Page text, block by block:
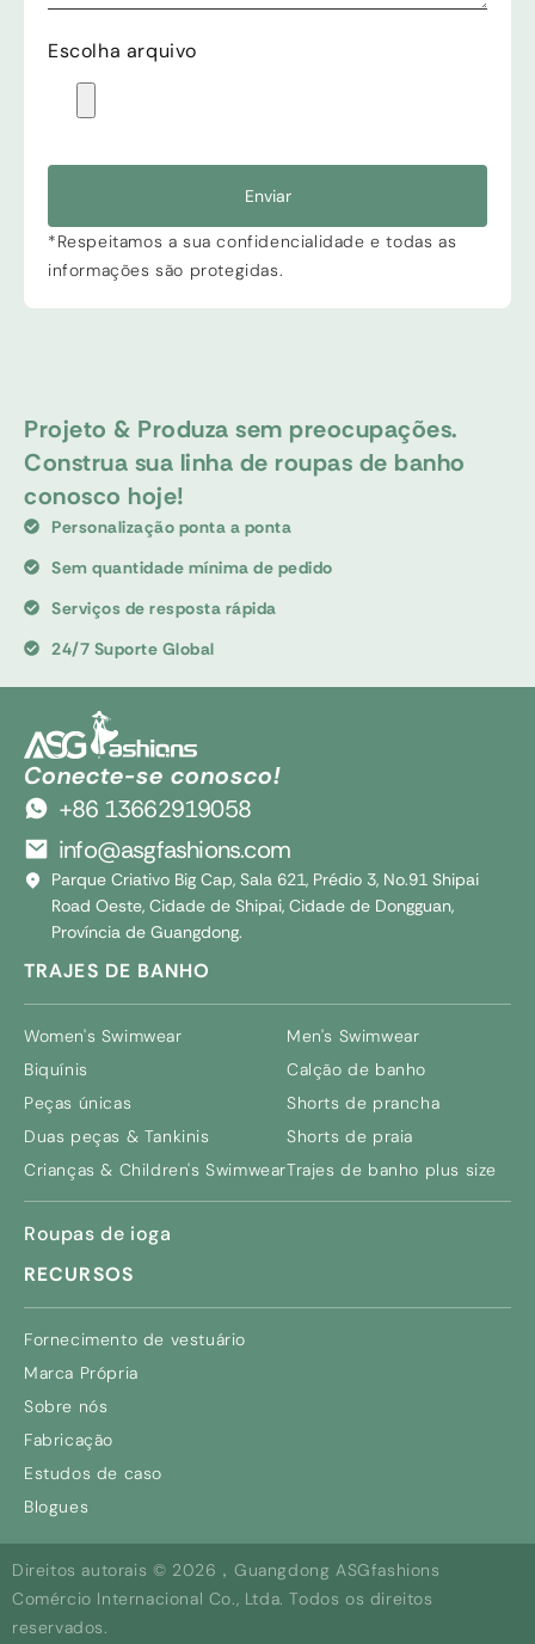
Projeto & Produza sem preocupações.
Construa sua linha de roupas de banho
conosco hoje!
Personalização ponta a ponta
Sem quantidade mínima de pedido
Serviços de resposta rápida
24/7 Suporte Global
Escolha arquivo
Enviar
*Respeitamos a sua confidencialidade e todas as
informações são protegidas.
Conecte-se conosco!
+86 13662919058
info@asgfashions.com
Parque Criativo Big Cap, Sala 621, Prédio 3, No.91 Shipai
Road Oeste, Cidade de Shipai, Cidade de Dongguan,
Província de Guangdong.
TRAJES DE BANHO
Women's Swimwear
Biquínis
Peças únicas
Duas peças & Tankinis
Crianças & Children's Swimwear
Men's Swimwear
Calção de banho
Shorts de prancha
Shorts de praia
Trajes de banho plus size
Roupas de ioga
RECURSOS
Fornecimento de vestuário
Marca Própria
Sobre nós
Fabricação
Estudos de caso
Blogues
Direitos autorais © 2026，Guangdong ASGfashions
Comércio Internacional Co., Ltda. Todos os direitos
reservados.